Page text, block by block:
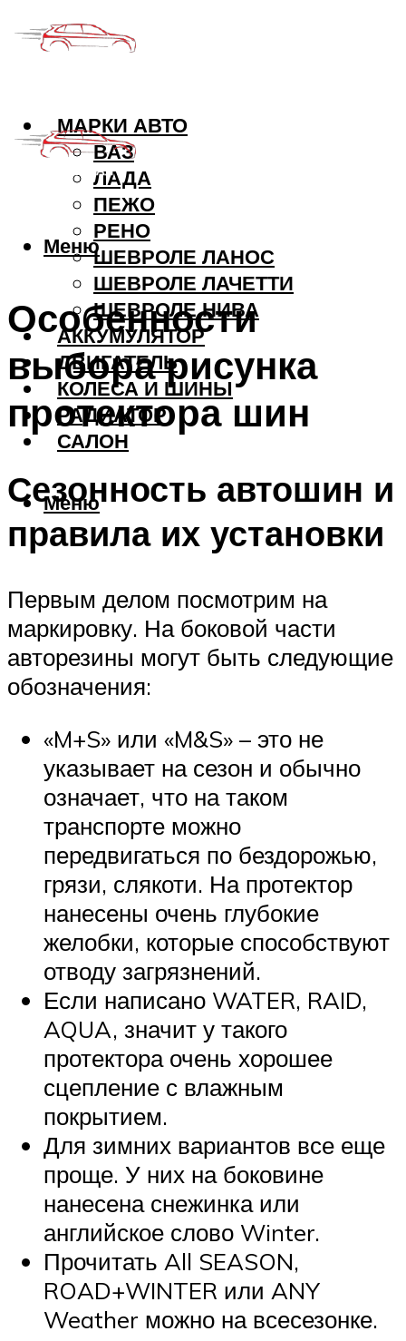
МАРКИ АВТО
ВАЗ
ЛАДА
ПЕЖО
РЕНО
ШЕВРОЛЕ ЛАНОС
ШЕВРОЛЕ ЛАЧЕТТИ
ШЕВРОЛЕ НИВА
АККУМУЛЯТОР
ДВИГАТЕЛЬ
КОЛЕСА И ШИНЫ
РАДИАТОР
САЛОН
Меню
Меню
Особенности
выбора рисунка
протектора шин
Сезонность автошин и
правила их установки
Первым делом посмотрим на
маркировку. На боковой части
авторезины могут быть следующие
обозначения:
«M+S» или «M&S» – это не
указывает на сезон и обычно
означает, что на таком
транспорте можно
передвигаться по бездорожью,
грязи, слякоти. На протектор
нанесены очень глубокие
желобки, которые способствуют
отводу загрязнений.
Если написано WATER, RAID,
AQUA, значит у такого
протектора очень хорошее
сцепление с влажным
покрытием.
Для зимних вариантов все еще
проще. У них на боковине
нанесена снежинка или
английское слово Winter.
Прочитать All SEASON,
ROAD+WINTER или ANY
Weather можно на всесезонке.